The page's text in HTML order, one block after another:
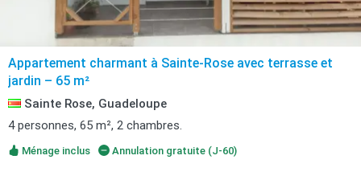
Appartement charmant à Sainte-Rose avec terrasse et
jardin – 65 m²
Sainte Rose, Guadeloupe
4 personnes, 65 m², 2 chambres.
Ménage inclus Annulation gratuite (J-60)